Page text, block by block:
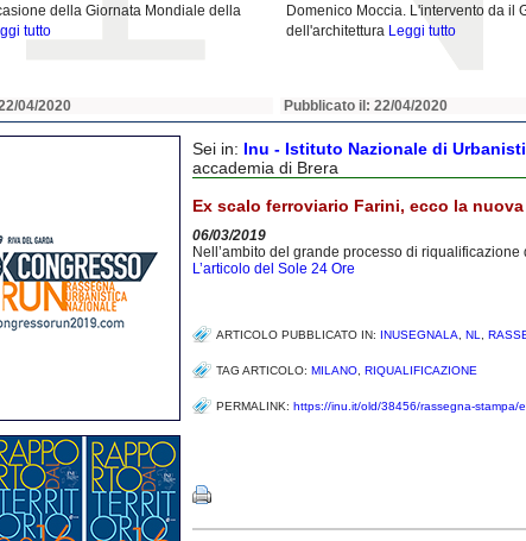
della Giornata Mondiale della
tutto
04/2020
Domenico Moccia. L'intervento da il
dell'architettura Leggi tutto
Pubblicato il: 22/04/2020
Sei in: Inu - Istituto Nazionale di
accademia di Brera
Ex scalo ferroviario Farini, ecco la
06/03/2019
Nell’ambito del grande processo di
L’articolo del Sole 24 Ore
ARTICOLO PUBBLICATO IN: INUSEGNALA NL
TAG ARTICOLO: MILANO RIQUALIFICAZIONE
PERMALINK: https://inu.it/old/38456/rassegna-stampa/